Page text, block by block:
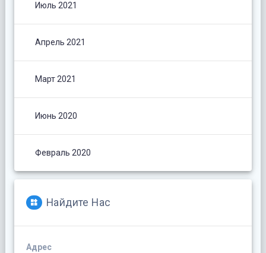
Июль 2021
Апрель 2021
Март 2021
Июнь 2020
Февраль 2020
Найдите Нас
Адрес